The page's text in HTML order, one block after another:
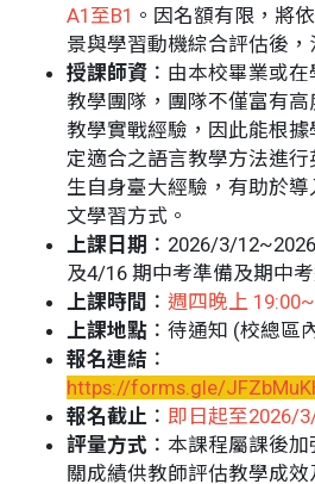
A1至B1 。因名額有限，將
景與學習動機綜合評估後，
授課師資 ：由本校畢業或
教學團隊，團隊不僅富有
教學實戰經驗，因此能根
定適合之語言教學方法進
生自身臺大經驗，有助於
文學習方式。
上課日期 ：2026/3/
及4/16 期中考準備及期中考
上課時間 ： 週四晚上
上課地點 ：待通知 (校總區
報名連結 ：
https://forms.gle/
報名截止 ： 即日起至2026/
評量方式 ：本課程屬課後
關成績供教師評估教學成效